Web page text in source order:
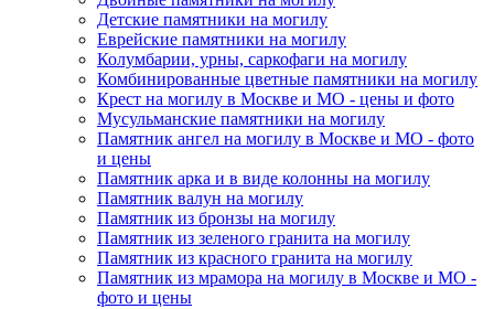
Детские памятники на могилу
Еврейские памятники на могилу
Колумбарии, урны, саркофаги на могилу
Комбинированные цветные памятники на могилу
Крест на могилу в Москве и МО - цены и фото
Мусульманские памятники на могилу
Памятник ангел на могилу в Москве и МО - фото
и цены
Памятник арка и в виде колонны на могилу
Памятник валун на могилу
Памятник из бронзы на могилу
Памятник из зеленого гранита на могилу
Памятник из красного гранита на могилу
Памятник из мрамора на могилу в Москве и МО -
фото и цены